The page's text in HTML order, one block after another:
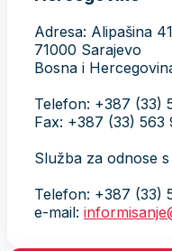
Adresa: Alipašina 41
71000 Sarajevo
Bosna i
Telefon: +387 (33)
Fax: +387 (33) 563
Služba za odnose
Telefon: +387 (33)
e-mail: